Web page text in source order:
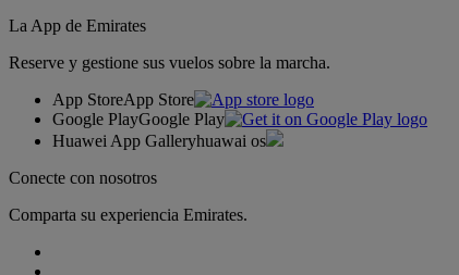
La App de Emirates
Reserve y gestione sus vuelos sobre la marcha.
App StoreApp Store
Google PlayGoogle Play
Huawei App Galleryhuawai os
Conecte con nosotros
Comparta su experiencia Emirates.